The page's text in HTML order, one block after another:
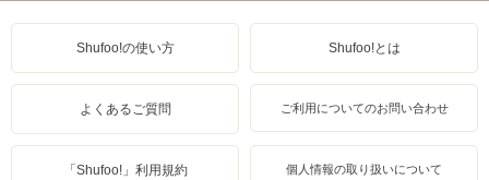
Shufoo!の使い方 Shufoo!とは
よくあるご質問 ご利用についてのお問い合わせ
「Shufoo!」利用規約 個人情報の取り扱いについて